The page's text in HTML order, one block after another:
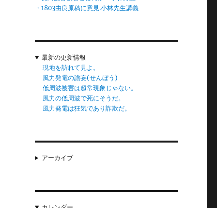
・1803由良原稿に意見.小林先生講義
最新の更新情報
現地を訪れて見よ。
風力発電の譫妄(せんぼう)
低周波被害は超常現象じゃない。
風力の低周波で死にそうだ。
風力発電は狂気であり詐欺だ。
アーカイブ